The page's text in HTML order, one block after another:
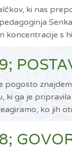
ki nas
koncentracije s
pogosto
ki ga je
ko jih